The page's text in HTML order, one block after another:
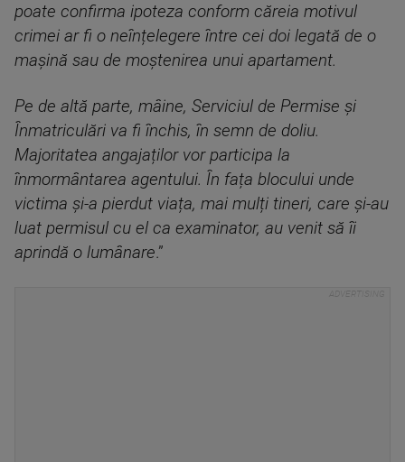
poate confirma ipoteza conform căreia motivul
crimei ar fi o neînțelegere între cei doi legată de o
mașină sau de moștenirea unui apartament.
Pe de altă parte, mâine, Serviciul de Permise și
Înmatriculări va fi închis, în semn de doliu.
Majoritatea angajaților vor participa la
înmormântarea agentului. În fața blocului unde
victima și-a pierdut viața, mai mulți tineri, care și-au
luat permisul cu el ca examinator, au venit să îi
aprindă o lumânare.”